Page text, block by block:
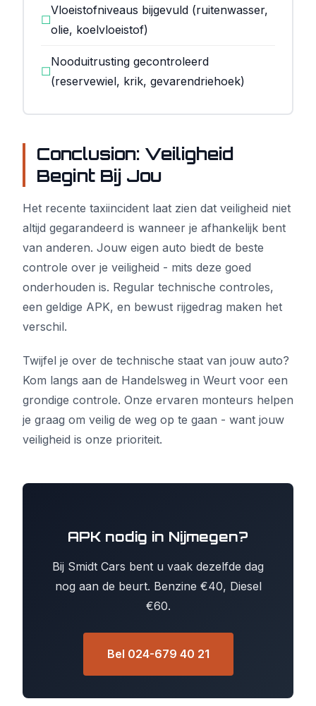
☐
Vloeistofniveaus bijgevuld (ruitenwasser,
olie, koelvloeistof)
☐
Nooduitrusting gecontroleerd
(reservewiel, krik, gevarendriehoek)
Conclusion: Veiligheid
Begint Bij Jou
Het recente taxiincident laat zien dat veiligheid niet
altijd gegarandeerd is wanneer je afhankelijk bent
van anderen. Jouw eigen auto biedt de beste
controle over je veiligheid - mits deze goed
onderhouden is. Regular technische controles,
een geldige APK, en bewust rijgedrag maken het
verschil.
Twijfel je over de technische staat van jouw auto?
Kom langs aan de Handelsweg in Weurt voor een
grondige controle. Onze ervaren monteurs helpen
je graag om veilig de weg op te gaan - want jouw
veiligheid is onze prioriteit.
APK nodig in Nijmegen?
Bij Smidt Cars bent u vaak dezelfde dag
nog aan de beurt. Benzine €40, Diesel
€60.
Bel 024-679 40 21